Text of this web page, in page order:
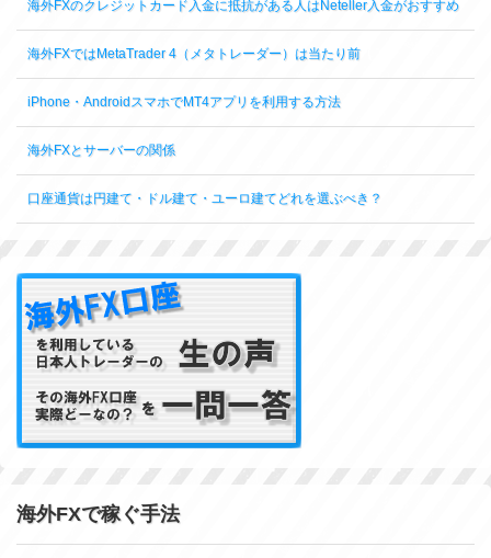
海外FXのクレジットカード入金に抵抗がある人はNeteller入金がおすすめ
海外FXではMetaTrader 4（メタトレーダー）は当たり前
iPhone・AndroidスマホでMT4アプリを利用する方法
海外FXとサーバーの関係
口座通貨は円建て・ドル建て・ユーロ建てどれを選ぶべき？
海外FXで稼ぐ手法